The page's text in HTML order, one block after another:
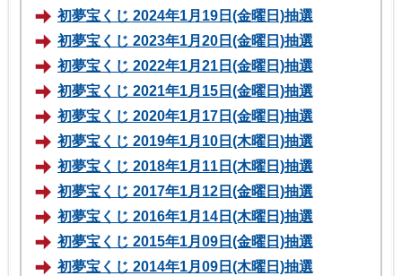
初夢宝くじ 2024年1月19日(金曜日)抽選
初夢宝くじ 2023年1月20日(金曜日)抽選
初夢宝くじ 2022年1月21日(金曜日)抽選
初夢宝くじ 2021年1月15日(金曜日)抽選
初夢宝くじ 2020年1月17日(金曜日)抽選
初夢宝くじ 2019年1月10日(木曜日)抽選
初夢宝くじ 2018年1月11日(木曜日)抽選
初夢宝くじ 2017年1月12日(金曜日)抽選
初夢宝くじ 2016年1月14日(木曜日)抽選
初夢宝くじ 2015年1月09日(金曜日)抽選
初夢宝くじ 2014年1月09日(木曜日)抽選